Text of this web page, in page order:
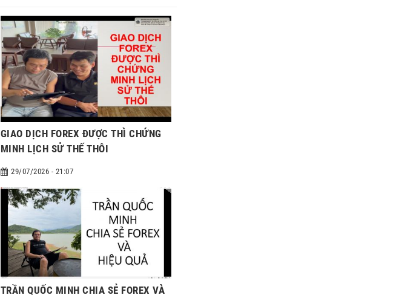
GIAO DỊCH FOREX ĐƯỢC THÌ CHỨNG
MINH LỊCH SỬ THẾ THÔI
29/07/2026 - 21:07
TRẦN QUỐC MINH CHIA SẺ FOREX VÀ